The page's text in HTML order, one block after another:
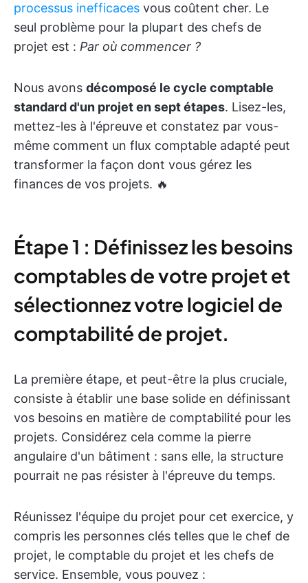
processus inefficaces vous coûtent cher. Le
seul problème pour la plupart des chefs de
projet est : Par où commencer ?
Nous avons décomposé le cycle comptable
standard d'un projet en sept étapes. Lisez-les,
mettez-les à l'épreuve et constatez par vous-
même comment un flux comptable adapté peut
transformer la façon dont vous gérez les
finances de vos projets. 🔥
Étape 1 : Définissez les besoins
comptables de votre projet et
sélectionnez votre logiciel de
comptabilité de projet.
La première étape, et peut-être la plus cruciale,
consiste à établir une base solide en définissant
vos besoins en matière de comptabilité pour les
projets. Considérez cela comme la pierre
angulaire d'un bâtiment : sans elle, la structure
pourrait ne pas résister à l'épreuve du temps.
Réunissez l'équipe du projet pour cet exercice, y
compris les personnes clés telles que le chef de
projet, le comptable du projet et les chefs de
service. Ensemble, vous pouvez :